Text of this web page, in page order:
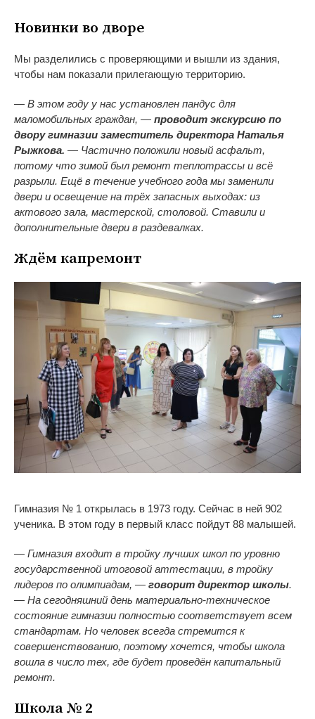
Новинки во дворе
Мы разделились с проверяющими и вышли из здания,
чтобы нам показали прилегающую территорию.
— В этом году у нас установлен пандус для
маломобильных граждан, — проводит экскурсию по
двору гимназии заместитель директора Наталья
Рыжкова. — Частично положили новый асфальт,
потому что зимой был ремонт теплотрассы и всё
разрыли. Ещё в течение учебного года мы заменили
двери и освещение на трёх запасных выходах: из
актового зала, мастерской, столовой. Ставили и
дополнительные двери в раздевалках.
Ждём капремонт
Гимназия № 1 открылась в 1973 году. Сейчас в ней 902
ученика. В этом году в первый класс пойдут 88 малышей.
— Гимназия входит в тройку лучших школ по уровню
государственной итоговой аттестации, в тройку
лидеров по олимпиадам, — говорит директор школы.
— На сегодняшний день материально-техническое
состояние гимназии полностью соответствует всем
стандартам. Но человек всегда стремится к
совершенствованию, поэтому хочется, чтобы школа
вошла в число тех, где будет проведён капитальный
ремонт.
Школа № 2